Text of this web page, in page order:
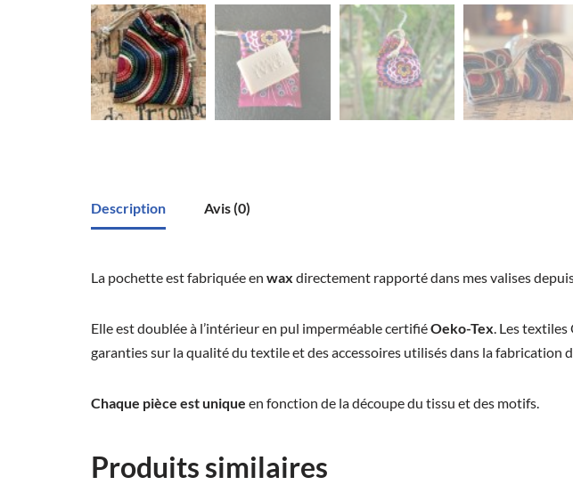
Description Avis (0)
La pochette est fabriquée en wax directement rapporté dans mes valises
Elle est doublée à l’intérieur en pul imperméable certifiéOeko-Tex . Les
garanties sur la qualité du textile et des accessoires utilisés dans la fabrication
Chaque pièce est unique en fonction de la découpe du tissu et des motifs.
Produits similaires